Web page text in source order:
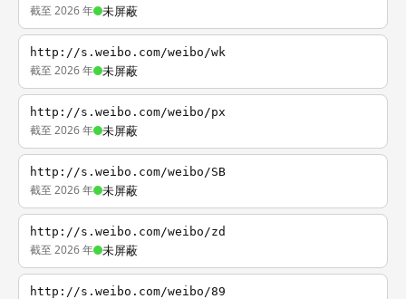
截至 2026 年 未屏蔽
http://s.weibo.com/weibo/wk
截至 2026 年 未屏蔽
http://s.weibo.com/weibo/px
截至 2026 年 未屏蔽
http://s.weibo.com/weibo/SB
截至 2026 年 未屏蔽
http://s.weibo.com/weibo/zd
截至 2026 年 未屏蔽
http://s.weibo.com/weibo/89